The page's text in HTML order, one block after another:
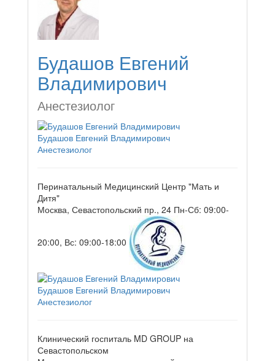
Будашов Евгений
Владимирович
Анестезиолог
Будашов Евгений Владимирович
Анестезиолог
Перинатальный Медицинский Центр "Мать и
Дитя"
Москва, Севастопольский пр., 24 Пн-Сб: 09:00-
20:00, Вс: 09:00-18:00
Будашов Евгений Владимирович
Анестезиолог
Клинический госпиталь MD GROUP на
Севастопольском